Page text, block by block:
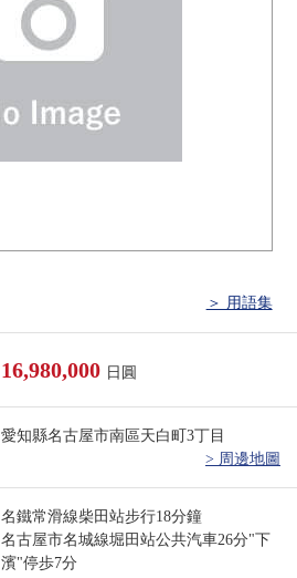
＞ 用語集
16,980,000 日圓
愛知縣名古屋市南區天白町3丁目
> 周邊地圖
名鐵常滑線柴田站步行18分鐘
名古屋市名城線堀田站公共汽車26分"下
濱"停歩7分